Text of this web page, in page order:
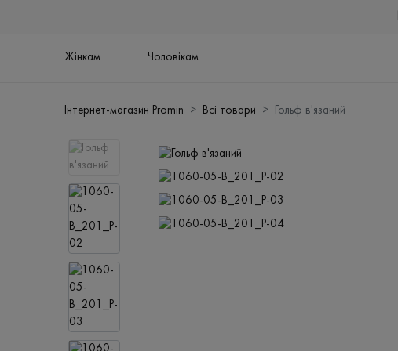
Жінкам Чоловікам
Інтернет-магазин Promin Всі товари Гольф в'язаний